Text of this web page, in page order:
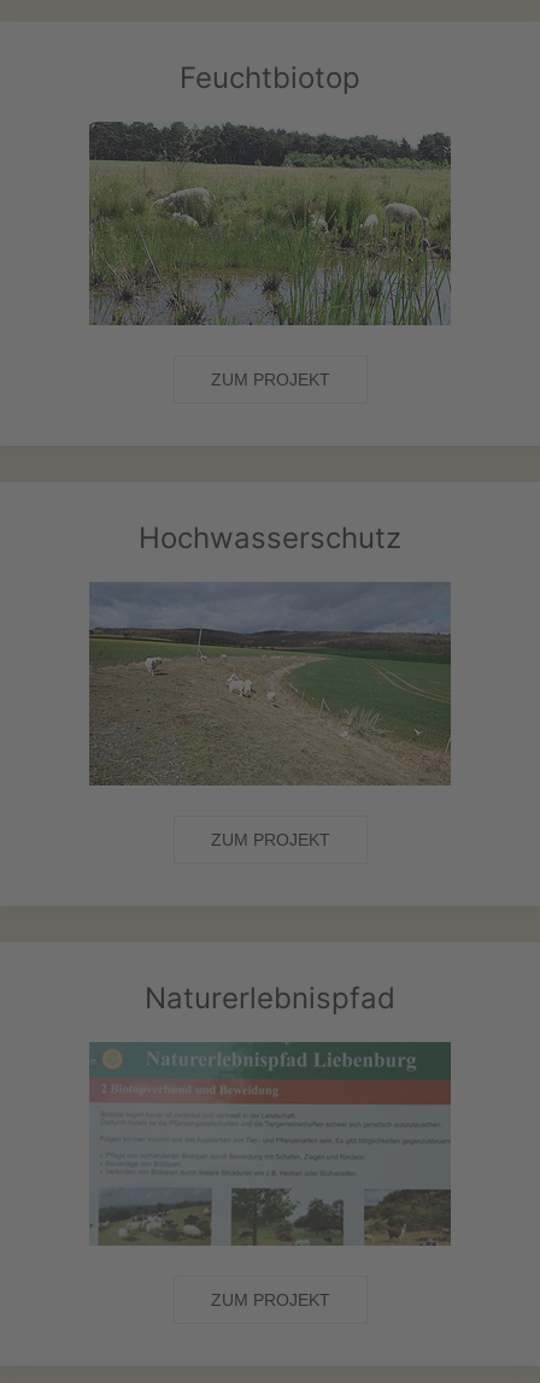
Feuchtbiotop
ZUM PROJEKT
Hochwasserschutz
ZUM PROJEKT
Naturerlebnispfad
ZUM PROJEKT